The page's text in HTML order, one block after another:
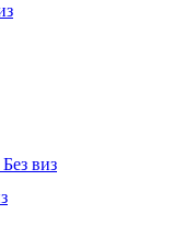
Без виз